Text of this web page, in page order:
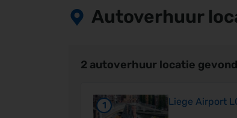
Autoverhuur
2 autoverhuur locatie
1 Liege Airport